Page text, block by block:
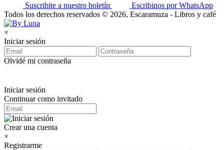
Suscribite a nuestro boletín
Escribinos por WhatsApp
Todos los derechos reservados © 2026, Escaramuza - Libros y café
×
Iniciar sesión
Olvidé mi contraseña
Iniciar sesión
Continuar como invitado
Crear una cuenta
×
Registrarme